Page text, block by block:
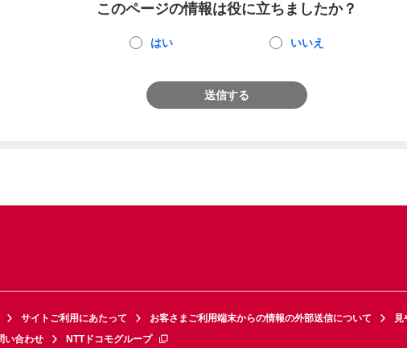
このページの情報は役に立ちましたか？
はい いいえ
送信する
サイトご利用にあたって お客さまご利用端末からの情報の外部送信について
見
い合わせ NTTドコモグループ